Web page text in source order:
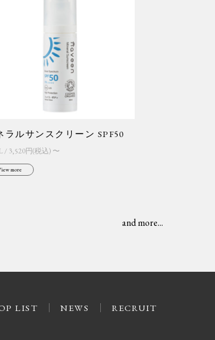
ラルサンスクリーン SPF50
/ 3,520円(税込) 〜
more
and more...
LIST NEWS RECRUIT